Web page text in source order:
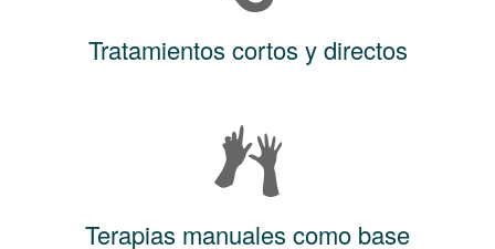
Tratamientos cortos y directos
Terapias manuales como base